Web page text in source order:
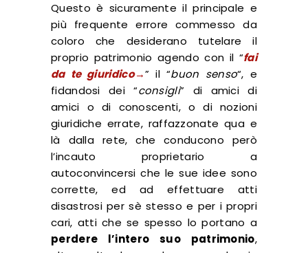
Questo è sicuramente il principale e
più frequente errore commesso da
coloro che desiderano tutelare il
proprio patrimonio agendo con il “fai
da te giuridico→” il “buon senso“, e
fidandosi dei “consigli” di amici di
amici o di conoscenti, o di nozioni
giuridiche errate, raffazzonate qua e
là dalla rete, che conducono però
l’incauto proprietario a
autoconvincersi che le sue idee sono
corrette, ed ad effettuare atti
disastrosi per sè stesso e per i propri
cari, atti che se spesso lo portano a
perdere l’intero suo patrimonio,